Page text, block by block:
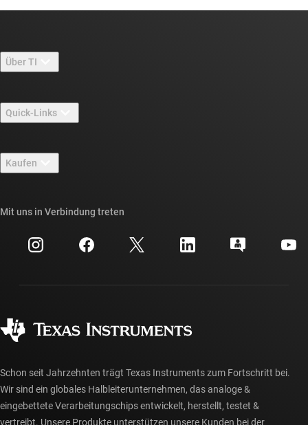
Über TI
Stellenangebote
Newsroom
Veranstaltungen
Investorenbeziehungen
Quick-Links
TI E2E™-Design-Support-Foren
Querverweis-Suche
Kundensupportzentrum
myTI-Konto FAQs
Kaufen
Häufig gestellte Fragen zu Bestellungen
Mit uns in Verbindung treten
Schon seit Jahrzehnten trägt Texas Instruments zum Fortschritt bei.
Wir sind ein globales Halbleiterunternehmen, das analoge &
eingebettete Verarbeitungschips entwickelt, herstellt, testet &
vertreibt. Unsere Produkte unterstützen unsere Kunden bei der